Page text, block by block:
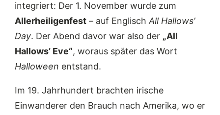
integriert: Der 1. November wurde zum
Allerheiligenfest – auf EnglischAll Hallows’
Day. Der Abend davor war also der „All
Hallows’ Eve“, woraus später das Wort
Halloween entstand.
Im 19. Jahrhundert brachten irische
Einwanderer den Brauch nach Amerika, wo er